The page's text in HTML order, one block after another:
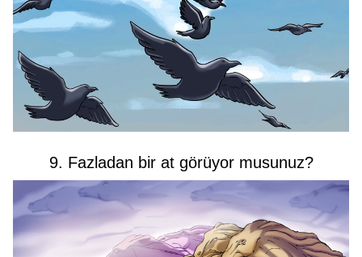
9. Fazladan bir at görüyor musunuz?